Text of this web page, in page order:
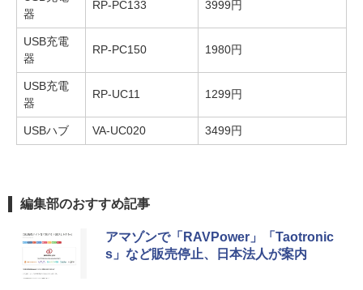
器
RP-PC133 3999円
USB充電
器
RP-PC150 1980円
USB充電
器
RP-UC11 1299円
USBハブ VA-UC020 3499円
編集部のおすすめ記事
アマゾンで「RAVPower」「Taotronic
s」など販売停止、日本法人が案内